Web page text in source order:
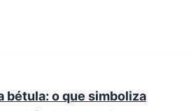
bétula: o que simboliza